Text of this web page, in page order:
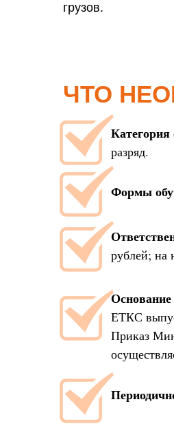
грузов.
ЧТО
рублей; на
ЕТКС
Приказ
разряд.
Формы